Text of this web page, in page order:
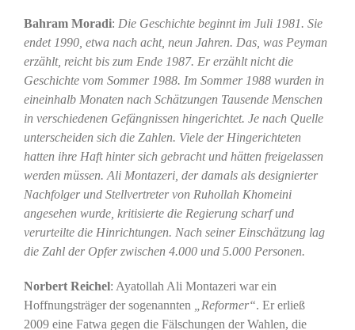
Bahram Moradi: Die Geschichte beginnt im Juli 1981. Sie
endet 1990, etwa nach acht, neun Jahren. Das, was Peyman
erzählt, reicht bis zum Ende 1987. Er erzählt nicht die
Geschichte vom Sommer 1988. Im Sommer 1988 wurden in
eineinhalb Monaten nach Schätzungen Tausende Menschen
in verschiedenen Gefängnissen hingerichtet. Je nach Quelle
unterscheiden sich die Zahlen. Viele der Hingerichteten
hatten ihre Haft hinter sich gebracht und hätten freigelassen
werden müssen. Ali Montazeri, der damals als designierter
Nachfolger und Stellvertreter von Ruhollah Khomeini
angesehen wurde, kritisierte die Regierung scharf und
verurteilte die Hinrichtungen. Nach seiner Einschätzung lag
die Zahl der Opfer zwischen 4.000 und 5.000 Personen.
Norbert Reichel: Ayatollah Ali Montazeri war ein
Hoffnungsträger der sogenannten
„Reformer“. Er erließ
2009 eine Fatwa gegen die Fälschungen der Wahlen, die